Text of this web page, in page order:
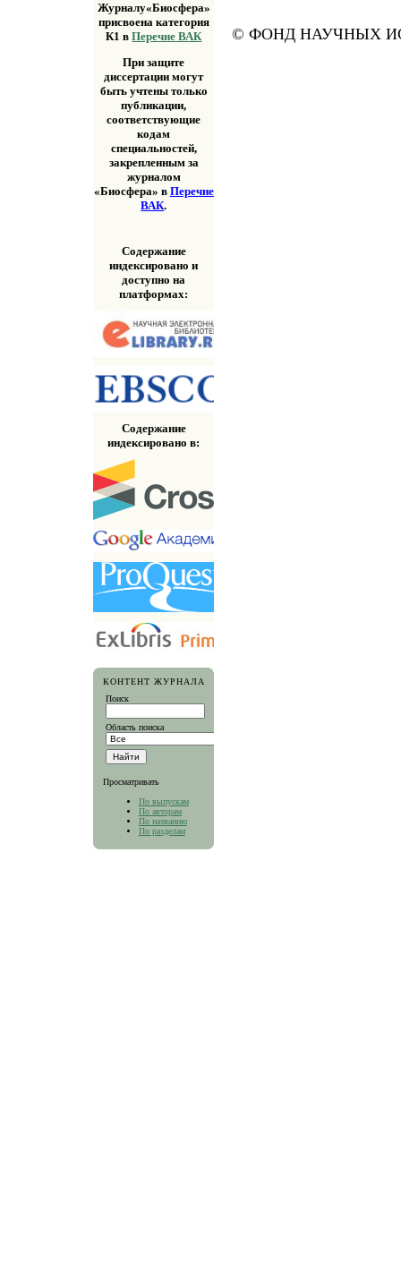
Журналу«Биосфера»
присвоена категория
К1 вПеречне ВАК
При защите
диссертации могут
быть учтены только
публикации,
соответствующие
кодам
специальностей,
закрепленным за
журналом
«Биосфера» в Перечне
ВАК.
Содержание
индексировано и
доступно на
платформах:
Содержание
индексировано в:
КОНТЕНТ ЖУРНАЛА
Поиск
Область поиска
Просматривать
По выпускам
По авторам
По названию
По разделам
© ФОНД НАУЧНЫХ